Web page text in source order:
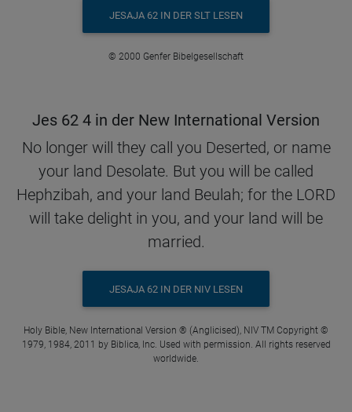
JESAJA 62 IN DER SLT LESEN
© 2000 Genfer Bibelgesellschaft
Jes 62 4 in der New International Version
No longer will they call you Deserted, or name
your land Desolate. But you will be called
Hephzibah, and your land Beulah; for the LORD
will take delight in you, and your land will be
married.
JESAJA 62 IN DER NIV LESEN
Holy Bible, New International Version ® (Anglicised), NIV TM Copyright ©
1979, 1984, 2011 by Biblica, Inc. Used with permission. All rights reserved
worldwide.